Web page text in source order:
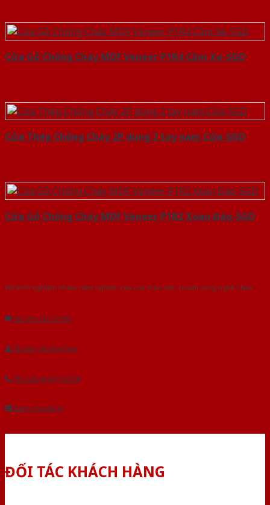
Cửa Gỗ Chống Cháy MDF Veneer P1R4 Căm Xe-SGD
Cửa Thép Chống Cháy 2P dung 2 tay nam Cửa-SGD
Cửa Gỗ Chống Cháy MDF Veneer P1R2 Xoan Đào-SGD
Với kinh nghiệm nhiêu năm nghiên cứu cửa theo tiêu chuẩn công nghệ Châu
Gửi yêu cầu tư vấn
Tải báo giá tổng hợp
Yêu cầu gọi lại (3 phút)
Dành cho đại lý
ĐỐI TÁC KHÁCH HÀNG